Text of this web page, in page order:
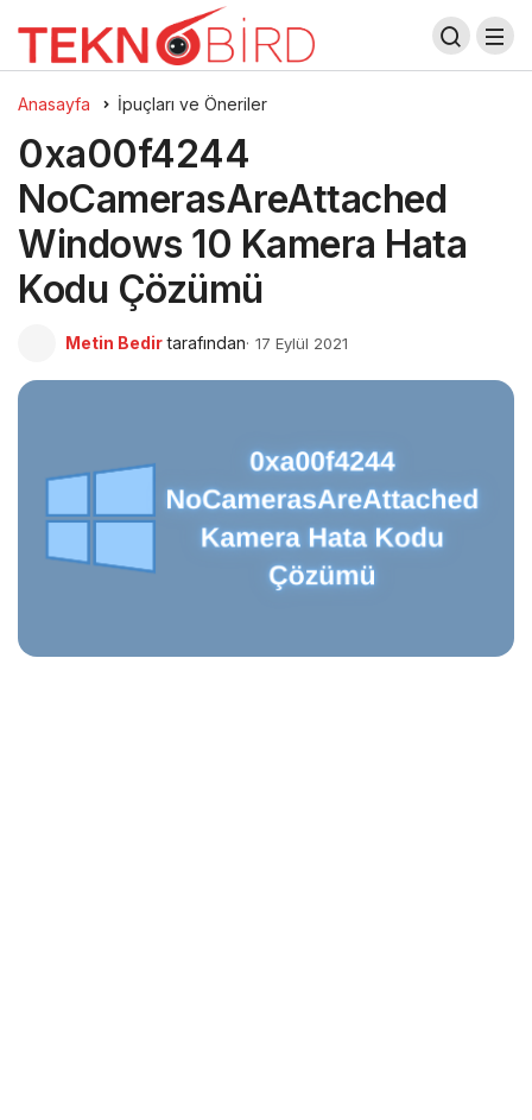
Anasayfa İpuçları ve Öneriler
0xa00f4244
NoCamerasAreAttached
Windows 10 Kamera Hata
Kodu Çözümü
Metin Bedir tarafından 17 Eylül 2021